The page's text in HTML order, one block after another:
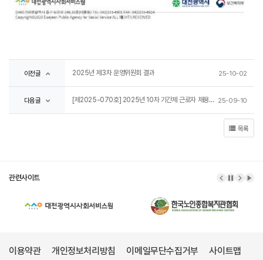
이전글 2025년 제3차 운영위원회 결과 25-10-02
다음글 [제2025-070호] 2025년 10차 기간제 근로자 채용 서류전형 합격자 및 면접전형 시행계획 공고 25-09-10
목록
관련사이트 이전 배너
배너 정
다음
배
이용약관 개인정보처리방침 이메일무단수집거부 사이트맵